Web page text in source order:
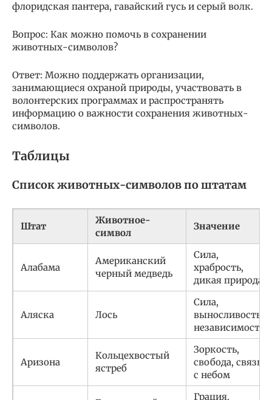
флоридская пантера, гавайский гусь и серый волк.
Вопрос: Как можно помочь в сохранении
животных-символов?
Ответ: Можно поддержать организации,
занимающиеся охраной природы, участвовать в
волонтерских программах и распространять
информацию о важности сохранения животных-
символов.
Таблицы
Список животных-символов по штатам
Штат
Животное-
символ
Значение
Алабама
Американский
черный медведь
Сила,
храбрость,
дикая природа
Аляска Лось
Сила,
выносливость,
независимость
Аризона
Кольцехвостый
ястреб
Зоркость,
свобода, связь
с небом
Грация,